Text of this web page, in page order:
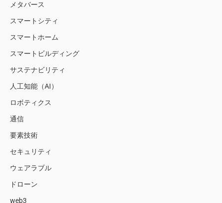
メタバース
スマートシティ
スマートホーム
スマートビルディング
サステナビリティ
人工知能（AI）
ロボティクス
通信
要素技術
セキュリティ
ウェアラブル
ドローン
web3